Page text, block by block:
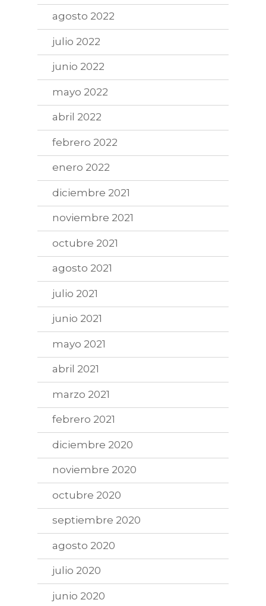
agosto 2022
julio 2022
junio 2022
mayo 2022
abril 2022
febrero 2022
enero 2022
diciembre 2021
noviembre 2021
octubre 2021
agosto 2021
julio 2021
junio 2021
mayo 2021
abril 2021
marzo 2021
febrero 2021
diciembre 2020
noviembre 2020
octubre 2020
septiembre 2020
agosto 2020
julio 2020
junio 2020